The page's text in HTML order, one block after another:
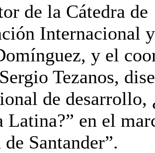
de la Cátedra de
Internacional
y el
Tezanos,
de desarrollo,
Latina?” en el
Santander”.